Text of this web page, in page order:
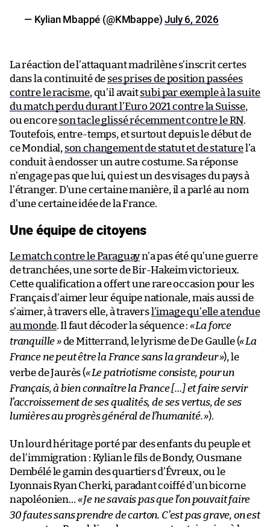
— Kylian Mbappé (@KMbappe)July 6, 2026
La réaction de l’attaquant madrilène s’inscrit certes
dans la continuité de ses prises de position passées
contre le racisme, qu’il avaitsubi par exemple à la suite
du match perdu durant l’Euro 2021 contre la Suisse,
ou encoreson tacle glissé récemment contre le RN.
Toutefois, entre-temps, et surtout depuis le début de
ce Mondial, son changement de statut et de stature l’a
conduit à endosser un autre costume. Sa réponse
n’engage pas que lui, qui est un des visages du pays à
l’étranger. D’une certaine manière, il a parlé au nom
d’une certaine idée de la France.
Une équipe de citoyens
Le match contre le Paraguayn’a pas été qu’une guerre
de tranchées, une sorte de Bir-Hakeim victorieux.
Cette qualification a offert une rare occasion pour les
Français d’aimer leur équipe nationale, mais aussi de
s’aimer, à travers elle, à travers l’image qu’elle a tendue
au monde. Il faut décoder la séquence : «La force
tranquille »de Mitterrand, le lyrisme de De Gaulle («La
France ne peut être la France sans la grandeur»), le
verbe de Jaurès («Le patriotisme consiste, pour un
Français, à bien connaître la France […] et faire servir
l’accroissement de ses qualités, de ses vertus, de ses
lumières au progrès général de l’humanité.»).
Un lourd héritage porté par des enfants du peuple et
de l’immigration : Kylian le fils de Bondy, Ousmane
Dembélé le gamin des quartiers d’Évreux, ou le
Lyonnais Ryan Cherki, paradant coiffé d’un bicorne
napoléonien… «Je ne savais pas que l’on pouvait faire
30 fautes sans prendre de carton. C’est pas grave, on est